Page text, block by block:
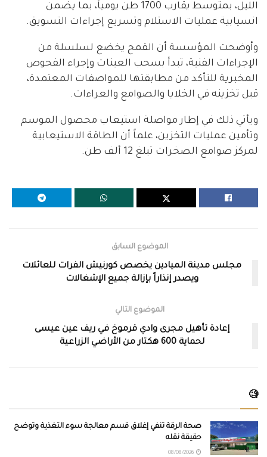
الليل، بمتوسط يقارب 1700 طن يومياً، بما يضمن
انسيابية عمليات الاستلام وتسريع إجراءات التسويق.
وأوضحت المؤسسة أن القمح يخضع لسلسلة من
الإجراءات الفنية، تبدأ بسحب العينات وإجراء الفحوص
المخبرية للتأكد من مطابقتها للمواصفات المعتمدة،
قبل تخزينه في الخلايا والصوامع والعراءات.
ويأتي ذلك في إطار مواصلة استيعاب محصول الموسم
وتأمين عمليات التخزين، علماً أن الطاقة الاستيعابية
لمركز صوامع الصخرات تبلغ 12 ألف طن.
الموضوع السابق
مجلس مدينة الميادين يخصص كورنيش الفرات للعائلات
ويصدر إنذاراً بإزالة جميع الإشغالات
الموضوع التالي
إعادة تأهيل مجرى وادي قرموخ في ريف عين عيسى
لحماية 600 هكتار من الأراضي الزراعية
🧐
صحة الرقة تنفي إغلاق قسم معالجة سوء التغذية وتوضح
حقيقة نقله